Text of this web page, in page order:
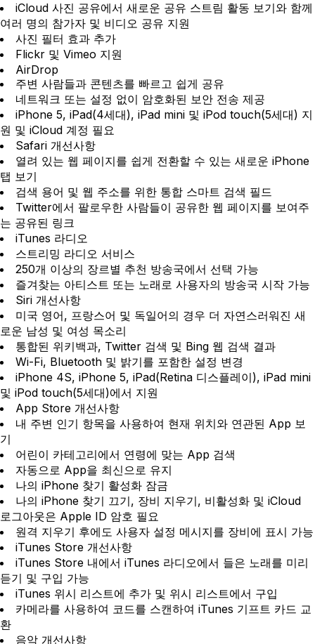
iCloud 사진 공유에서 새로운 공유 스트림 활동 보기와 함께
여러 명의 참가자 및 비디오 공유 지원
사진 필터 효과 추가
Flickr 및 Vimeo 지원
AirDrop
주변 사람들과 콘텐츠를 빠르고 쉽게 공유
네트워크 또는 설정 없이 암호화된 보안 전송 제공
iPhone 5, iPad(4세대), iPad mini 및 iPod touch(5세대) 지
원 및 iCloud 계정 필요
Safari 개선사항
열려 있는 웹 페이지를 쉽게 전환할 수 있는 새로운 iPhone
탭 보기
검색 용어 및 웹 주소를 위한 통합 스마트 검색 필드
Twitter에서 팔로우한 사람들이 공유한 웹 페이지를 보여주
는 공유된 링크
iTunes 라디오
스트리밍 라디오 서비스
250개 이상의 장르별 추천 방송국에서 선택 가능
즐겨찾는 아티스트 또는 노래로 사용자의 방송국 시작 가능
Siri 개선사항
미국 영어, 프랑스어 및 독일어의 경우 더 자연스러워진 새
로운 남성 및 여성 목소리
통합된 위키백과, Twitter 검색 및 Bing 웹 검색 결과
Wi-Fi, Bluetooth 및 밝기를 포함한 설정 변경
iPhone 4S, iPhone 5, iPad(Retina 디스플레이), iPad mini
및 iPod touch(5세대)에서 지원
App Store 개선사항
내 주변 인기 항목을 사용하여 현재 위치와 연관된 App 보
기
어린이 카테고리에서 연령에 맞는 App 검색
자동으로 App을 최신으로 유지
나의 iPhone 찾기 활성화 잠금
나의 iPhone 찾기 끄기, 장비 지우기, 비활성화 및 iCloud
로그아웃은 Apple ID 암호 필요
원격 지우기 후에도 사용자 설정 메시지를 장비에 표시 가능
iTunes Store 개선사항
iTunes Store 내에서 iTunes 라디오에서 들은 노래를 미리
듣기 및 구입 가능
iTunes 위시 리스트에 추가 및 위시 리스트에서 구입
카메라를 사용하여 코드를 스캔하여 iTunes 기프트 카드 교
환
음악 개선사항